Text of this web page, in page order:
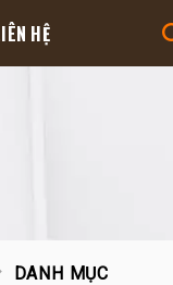
HỆ
DANH MỤC